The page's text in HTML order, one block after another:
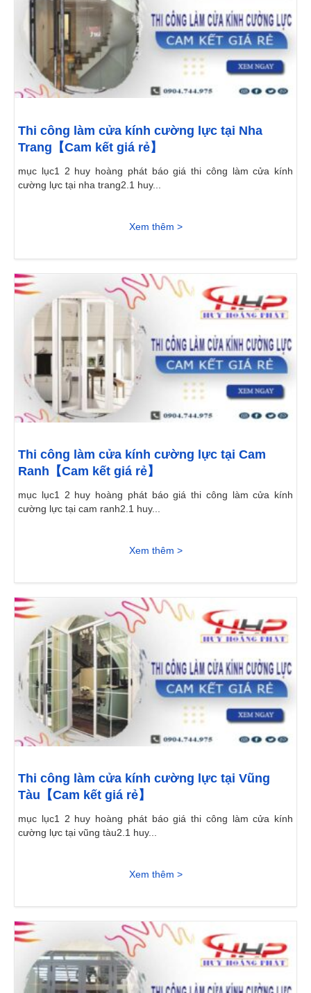
Thi công làm cửa kính cường lực tại Nha
Trang【Cam kết giá rẻ】
mục lục1 2 huy hoàng phát báo giá thi công làm cửa kính
cường lực tại nha trang2.1 huy...
Xem thêm >
Thi công làm cửa kính cường lực tại Cam
Ranh【Cam kết giá rẻ】
mục lục1 2 huy hoàng phát báo giá thi công làm cửa kính
cường lực tại cam ranh2.1 huy...
Xem thêm >
Thi công làm cửa kính cường lực tại Vũng
Tàu【Cam kết giá rẻ】
mục lục1 2 huy hoàng phát báo giá thi công làm cửa kính
cường lực tại vũng tàu2.1 huy...
Xem thêm >